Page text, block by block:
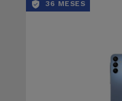
36 MESES